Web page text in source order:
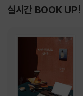
실시간 BOOK UP!